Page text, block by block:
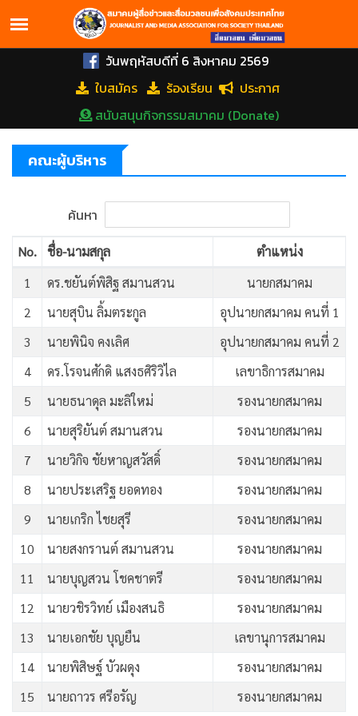
วันพฤหัสบดีที่ 6 สิงหาคม 2569
ใบสมัคร
ร้องเรียน
ประกาศ
สนับสนุนกิจกรรมสมาคม (Donate)
คณะผู้บริหาร
ค้นหา
No. ชื่อ-นามสกุล
ตำแหน่ง
1
ดร.ชยันต์พิสิฐ สมานสวน
นายกสมาคม
2
นายสุบิน ลิ้มตระกูล
อุปนายกสมาคม คนที่ 1
3
นายพินิจ คงเลิศ
อุปนายกสมาคม คนที่ 2
4
ดร.โรจนศักดิ แสงธศิริวิไล
เลขาธิการสมาคม
5
นายธนาดุล มะลิใหม่
รองนายกสมาคม
6
นายสุริยันต์ สมานสวน
รองนายกสมาคม
7
นายวิกิจ ชัยหาญสวัสดิ์
รองนายกสมาคม
8
นายประเสริฐ ยอดทอง
รองนายกสมาคม
9
นายเกริก ไชยสุรี
รองนายกสมาคม
10
นายสงกรานต์ สมานสวน
รองนายกสมาคม
11
นายบุญสวน โชคชาตรี
รองนายกสมาคม
12
นายวชิรวิทย์ เมืองสนธิ
รองนายกสมาคม
13
นายเอกชัย บุญยืน
เลขานุการสมาคม
14
นายพิสิษฐ์ บัวผดุง
รองนายกสมาคม
15
นายถาวร ศรีอรัญ รองนายกสมาคม